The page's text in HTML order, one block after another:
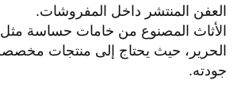
العفن المنتشر داخل المفروشات.
الأثاث المصنوع من خامات حساسة مثل
الحرير، حيث يحتاج إلى منتجات
جودته.